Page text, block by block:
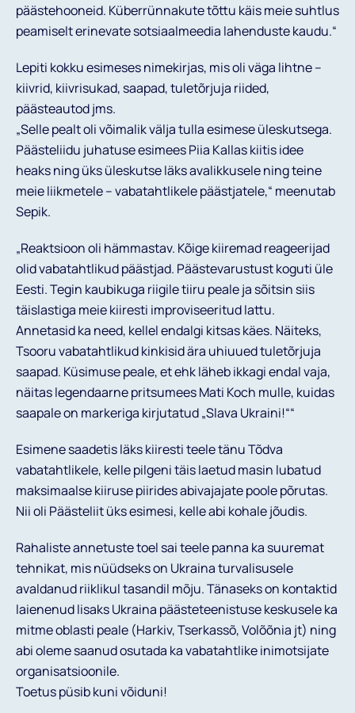
päästehooneid. Küberrünnakute tõttu käis meie suhtlus
peamiselt erinevate sotsiaalmeedia lahenduste kaudu.“
Lepiti kokku esimeses nimekirjas, mis oli väga lihtne –
kiivrid, kiivrisukad, saapad, tuletõrjuja riided,
päästeautod jms.
„Selle pealt oli võimalik välja tulla esimese üleskutsega.
Päästeliidu juhatuse esimees Piia Kallas kiitis idee
heaks ning üks üleskutse läks avalikkusele ning teine
meie liikmetele – vabatahtlikele päästjatele,“ meenutab
Sepik.
„Reaktsioon oli hämmastav. Kõige kiiremad reageerijad
olid vabatahtlikud päästjad. Päästevarustust koguti üle
Eesti. Tegin kaubikuga riigile tiiru peale ja sõitsin siis
täislastiga meie kiiresti improviseeritud lattu.
Annetasid ka need, kellel endalgi kitsas käes. Näiteks,
Tsooru vabatahtlikud kinkisid ära uhiuued tuletõrjuja
saapad. Küsimuse peale, et ehk läheb ikkagi endal vaja,
näitas legendaarne pritsumees Mati Koch mulle, kuidas
saapale on markeriga kirjutatud „Slava Ukraini!““
Esimene saadetis läks kiiresti teele tänu Tõdva
vabatahtlikele, kelle pilgeni täis laetud masin lubatud
maksimaalse kiiruse piirides abivajajate poole põrutas.
Nii oli Päästeliit üks esimesi, kelle abi kohale jõudis.
Rahaliste annetuste toel sai teele panna ka suuremat
tehnikat, mis nüüdseks on Ukraina turvalisusele
avaldanud riiklikul tasandil mõju. Tänaseks on kontaktid
laienenud lisaks Ukraina päästeteenistuse keskusele ka
mitme oblasti peale (Harkiv, Tserkassõ, Volõõnia jt) ning
abi oleme saanud osutada ka vabatahtlike inimotsijate
organisatsioonile.
Toetus püsib kuni võiduni!